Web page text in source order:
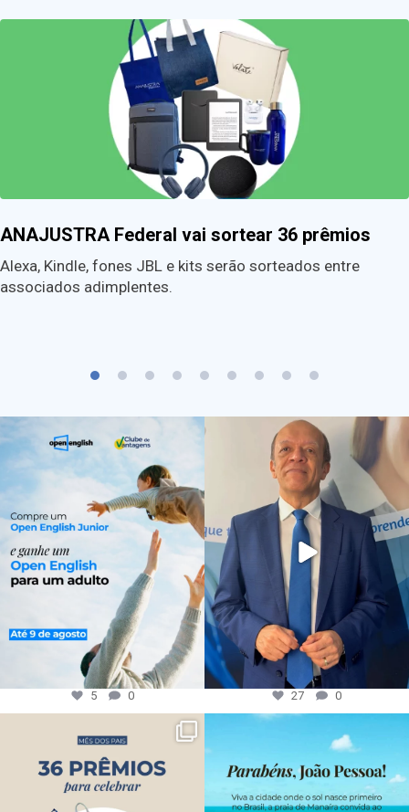
ANAJUSTRA Federal vai sortear 36 prêmios
Alexa, Kindle, fones JBL e kits serão sorteados entre
associados adimplentes.
5 0 27 0